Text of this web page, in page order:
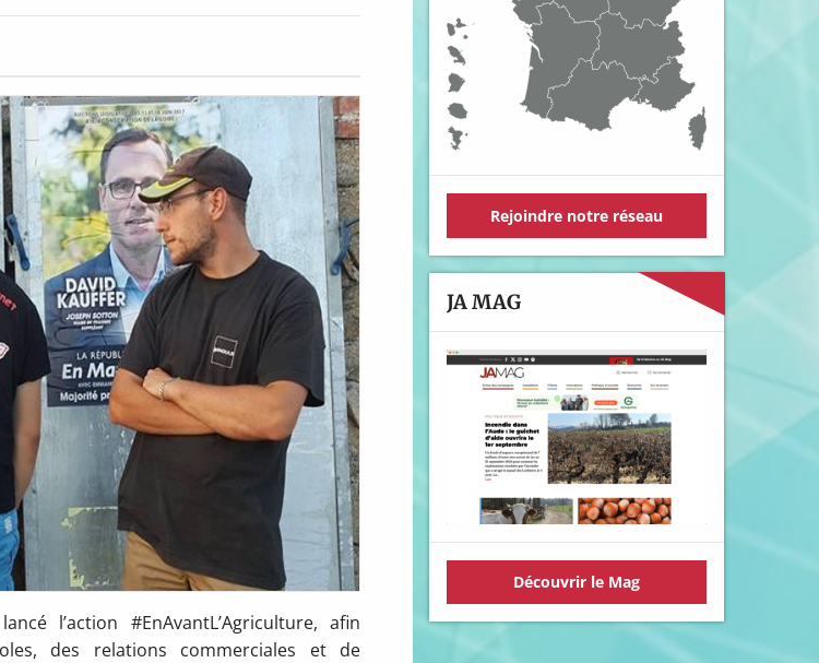
l’action #EnAvantL’Agriculture, afin
des relations commerciales et de
Rejoindre notre réseau
JA MAG
Découvrir le Mag